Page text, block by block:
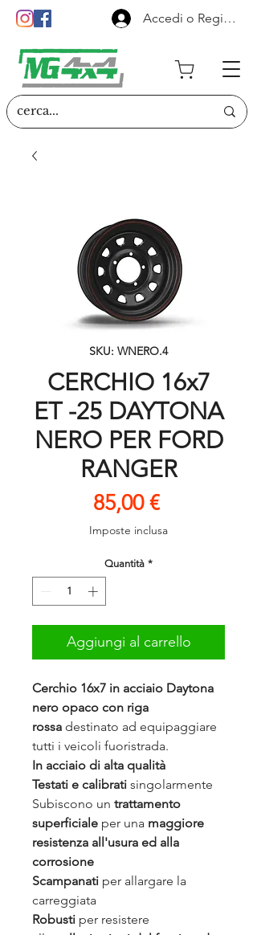
Accedi o Registrati
SKU: WNERO.4
CERCHIO 16x7
ET -25 DAYTONA
NERO PER FORD
RANGER
85,00 €Prezzo
Imposte inclusa
Quantità *
Aggiungi al carrello
Cerchio 16x7 in acciaio Daytona
nero opaco con riga
rossa destinato ad equipaggiare
tutti i veicoli fuoristrada.
In acciaio di alta qualità
Testati e calibrati singolarmente
Subiscono un trattamento
superficiale per una maggiore
resistenza all'usura ed alla
corrosione
Scampanati per allargare la
carreggiata
Robusti per resistere